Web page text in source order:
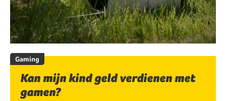
Gaming
Kan mijn kind geld verdienen met
gamen?